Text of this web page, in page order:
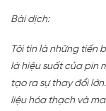
Bài dịch:
Tôi tin là những tiến
là hiệu suất của pin
tạo ra sự thay đổi
liệu hóa thạch và